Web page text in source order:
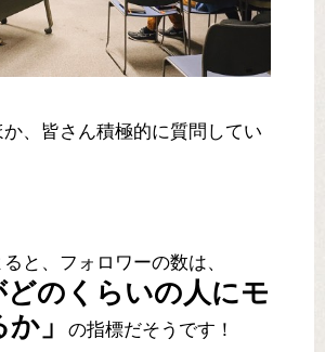
、皆さん積極的に質問してい
と、フォロワーの数は、
どのくらいの人にモ
」
の指標だそうです！